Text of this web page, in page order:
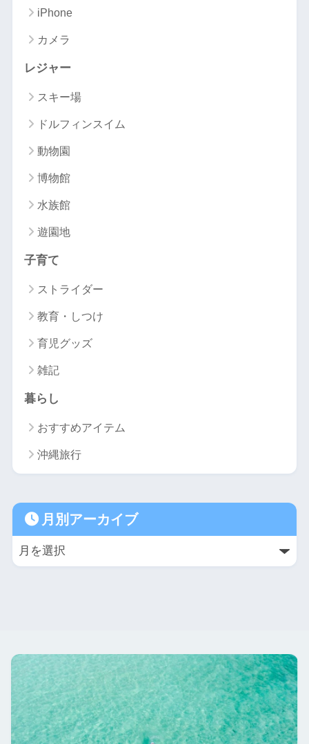
iPhone
カメラ
レジャー
スキー場
ドルフィンスイム
動物園
博物館
水族館
遊園地
子育て
ストライダー
教育・しつけ
育児グッズ
雑記
暮らし
おすすめアイテム
沖縄旅行
月別アーカイブ